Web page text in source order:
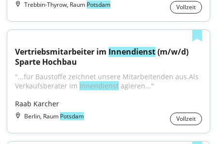
Trebbin-Thyrow, Raum Potsdam Vollzeit
Vertriebsmitarbeiter im Innendienst (m/w/d)
Sparte Hochbau
"...für Baustoffe zeichnet unsere Mitarbeitenden aus.Als
Verkaufsberater im Innendienst agieren..."
Raab Karcher
Berlin, Raum Potsdam Vollzeit